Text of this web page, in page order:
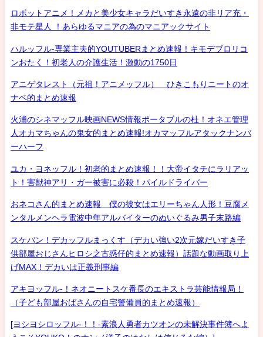
ロボットアニメ！メカと美少女キャラだいすき永遠の非リア充・
非モテ星人 ！あらゆるマニアの為のマニアックサイト
ハルッフル-専業主夫的YOUTUBERまとめ速報！キモデブロリコ
ンおたく！初老人の介護生活！激動の1750日
アニゲタレスト（元祖！アニメッフル） ひきこもりニートのオ
ナベ的まとめ速報
火浦のシネマッフル映画NEWS情報ポータブルの杜！オネエ管理
人オカマちゃんの鬼女的まとめ速報!オカマッフルアタックナンバ
ーハーフ
ユカ・ヨネッフル！初老的まとめ速報！！大帝イタチにラリアッ
ト！害獣神アリ・ガー被害に必殺！パイルドライバー
おネコさん的まとめ速報 僕の彼女はエリーちゃん人形！豆腐メ
ンタルメンヘラ電波中年アルバイターのぬいぐるみ男子末路編
スケバン！デカッフルまっくす（デカい強い2次元嫁だいすき子
供部屋おじさんヒロシ之古惑仔的まとめ速報）話題な動画取り上
げMAX！デカいは正義刑事編
アキヨッフル-！ネオニートスケ番長のエキストラ芸能情報局！
（子ども部屋おばさんの自宅警備員的まとめ速報）
[ヨシヨシロッフル-！！-素浪人勇者カツオンの未解決事件簿へよ